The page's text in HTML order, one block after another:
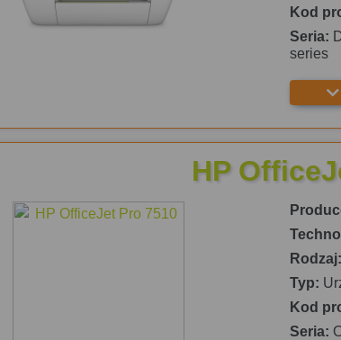
Kod
Seria:
series
HP
Rodzaj:
Typ:
Kod
Seria: